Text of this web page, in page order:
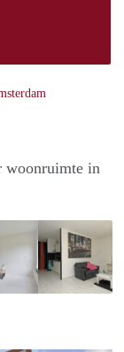
woonruimte in